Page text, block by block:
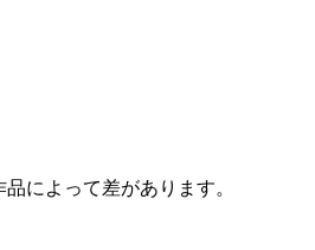
によって差があります。